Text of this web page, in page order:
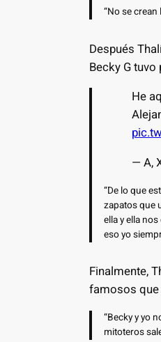
“No se
Después
Becky G
He
— A,
“De lo que
zapatos que
ella y ella
eso yo
Finalmente,
famosos
“Becky y yo
mitoteros